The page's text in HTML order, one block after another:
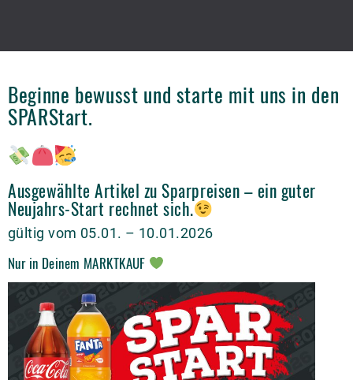
Beginne bewusst und starte mit uns in den
SPARStart.
Ausgewählte Artikel zu Sparpreisen – ein guter
Neujahrs-Start rechnet sich.
gültig vom 05.01. – 10.01.2026
Nur in Deinem MARKTKAUF